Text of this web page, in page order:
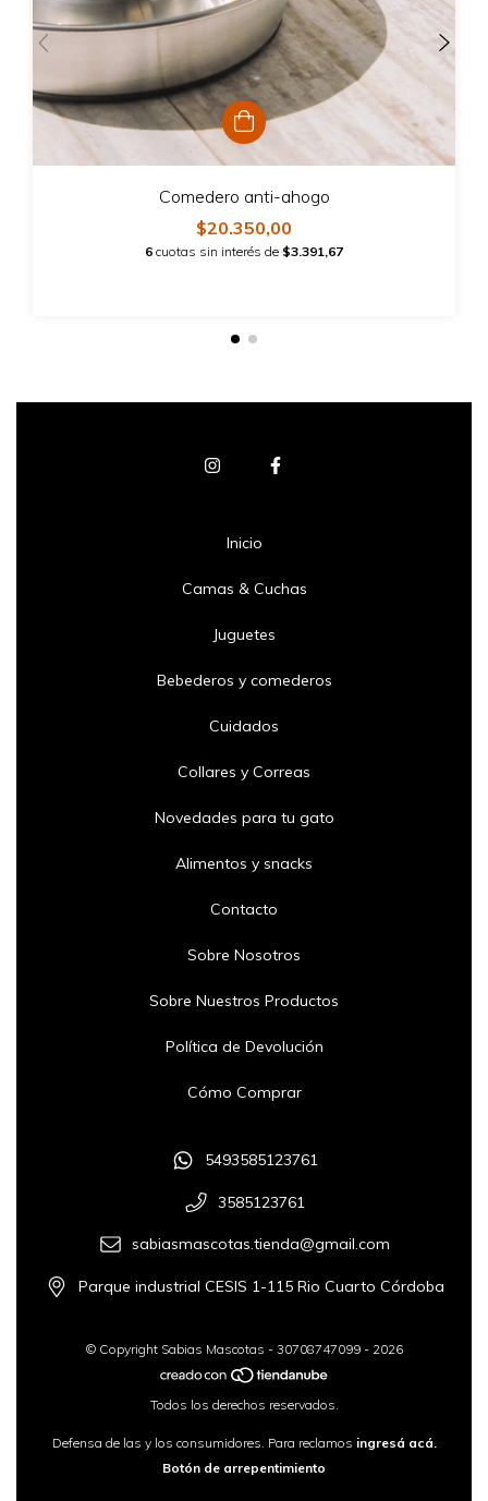
Comedero anti-ahogo
$20.350,00
6 cuotas sin interés de $3.391,67
Inicio
Camas & Cuchas
Juguetes
Bebederos y comederos
Cuidados
Collares y Correas
Novedades para tu gato
Alimentos y snacks
Contacto
Sobre Nosotros
Sobre Nuestros Productos
Política de Devolución
Cómo Comprar
5493585123761
3585123761
sabiasmascotas.tienda@gmail.com
Parque industrial CESIS 1-115 Rio Cuarto Córdoba
© Copyright Sabias Mascotas - 30708747099 - 2026
Todos los derechos reservados.
Defensa de las y los consumidores. Para reclamos ingresá acá.
Botón de arrepentimiento